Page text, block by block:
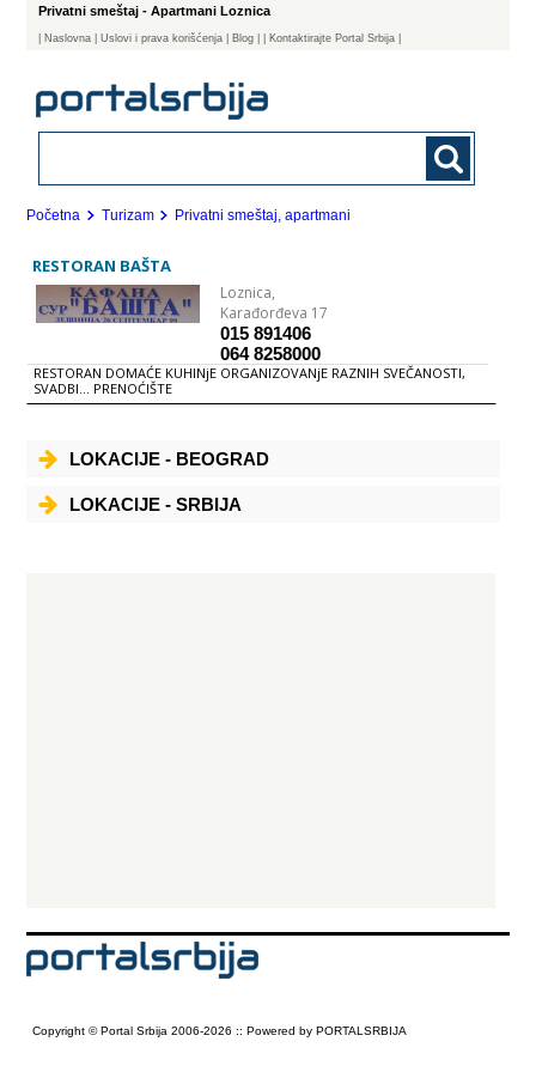
Privatni smeštaj - Apartmani Loznica
Naslovna | Uslovi i prava korišćenja Blog | Kontaktirajte Portal Srbija |
Početna Turizam Privatni smeštaj, apartmani
RESTORAN BAŠTA
Loznica,
Karađorđeva 17
015 891406
064 8258000
RESTORAN DOMAĆE KUHINjE ORGANIZOVANjE RAZNIH SVEČANOSTI,
SVADBI... PRENOĆIŠTE
LOKACIJE - BEOGRAD
LOKACIJE - SRBIJA
Copyright © Portal Srbija 2006-2026 :: Powered by PORTALSRBIJA